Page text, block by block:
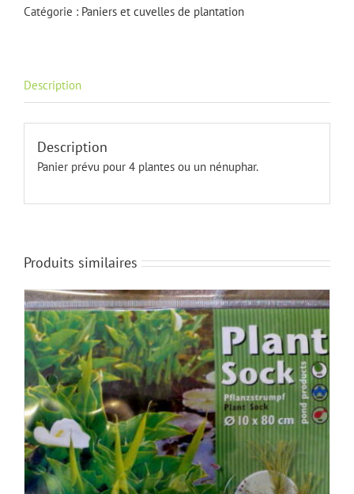
Catégorie : Paniers et cuvelles de plantation
Description
Description
Panier prévu pour 4 plantes ou un nénuphar.
Produits similaires